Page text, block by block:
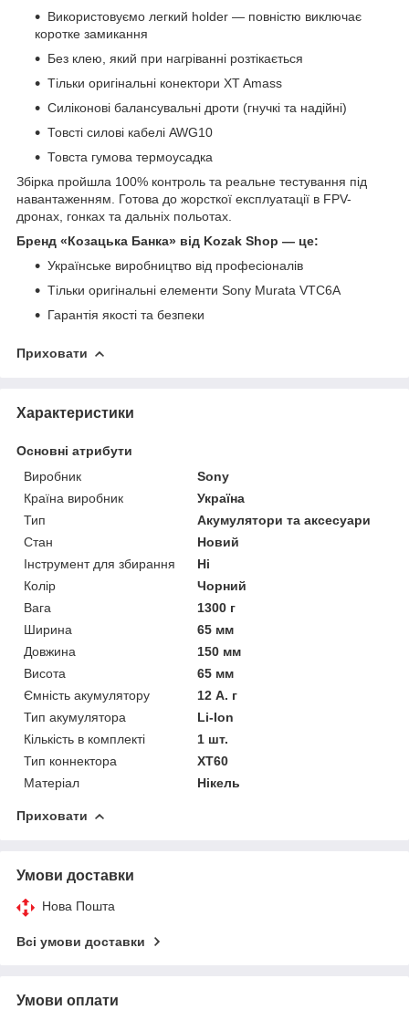
Використовуємо легкий holder — повністю виключає
коротке замикання
Без клею, який при нагріванні розтікається
Тільки оригінальні конектори XT Amass
Силіконові балансувальні дроти (гнучкі та надійні)
Товсті силові кабелі AWG10
Товста гумова термоусадка
Збірка пройшла 100% контроль та реальне тестування під
навантаженням. Готова до жорсткої експлуатації в FPV-
дронах, гонках та дальніх польотах.
Бренд «Козацька Банка» від Kozak Shop — це:
Українське виробництво від професіоналів
Тільки оригінальні елементи Sony Murata VTC6A
Гарантія якості та безпеки
Приховати
Характеристики
Основні атрибути
Виробник
Sony
Країна виробник
Україна
Тип
Акумулятори та аксесуари
Стан
Новий
Інструмент для збирання
Ні
Колір
Чорний
Вага
1300 г
Ширина
65 мм
Довжина
150 мм
Висота
65 мм
Ємність акумулятору
12 А. г
Тип акумулятора
Li-Ion
Кількість в комплекті
1 шт.
Тип коннектора
XT60
Матеріал
Нікель
Приховати
Умови доставки
Нова Пошта
Всі умови доставки
Умови оплати